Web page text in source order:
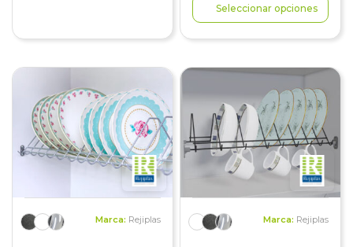
Seleccionar opciones
Marca: Rejiplas Marca: Rejiplas